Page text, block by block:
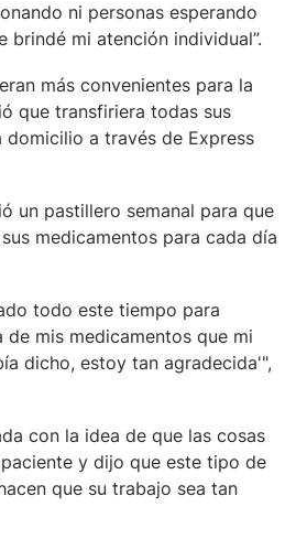
ni personas esperando
brindé mi atención individual”.
más convenientes para la
que transfiriera todas sus
domicilio a través de Express
un pastillero semanal para que
medicamentos para cada día
todo este tiempo para
de mis medicamentos que mi
dicho, estoy tan agradecida'",
con la idea de que las cosas
y dijo que este tipo de
que su trabajo sea tan